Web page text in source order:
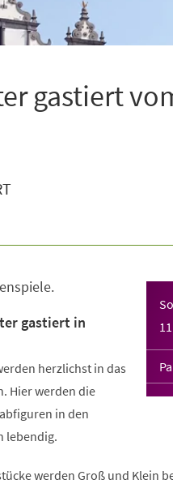
gastiert
gastiert in
herzlichst in das
Hier werden die
in den
lebendig.
werden Groß und Klein